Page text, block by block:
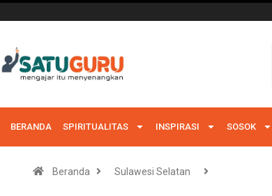
BERANDA SPIRITUALITAS INSPIRASI SOSOK
Beranda Sulawesi Selatan